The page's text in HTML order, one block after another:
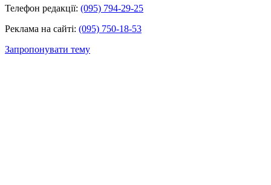
Телефон редакції: (095) 794-29-25
Реклама на сайті: (095) 750-18-53
Запропонувати тему